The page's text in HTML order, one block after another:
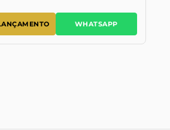
WHATSAPP